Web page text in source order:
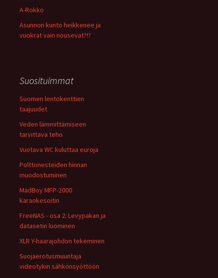
A-Rokko
Asunnon kunto heikkenee ja
vuokrat vain nousevat?!?
Suosituimmat
Suomen lentokenttien
taajuudet
Veden lämmittämiseen
tarvittava teho
Vuotava WC kuluttaa euroja
Polttonesteiden hinnan
muodostuminen
MadBoy MFP-2000
karaokesoitin
FreeNAS - osa 2: Levypakan ja
datasetin luominen
XLR Y-haarajohdon tekeminen
Suojaerotusmuuntaja
videotykin sähkönsyöttöön